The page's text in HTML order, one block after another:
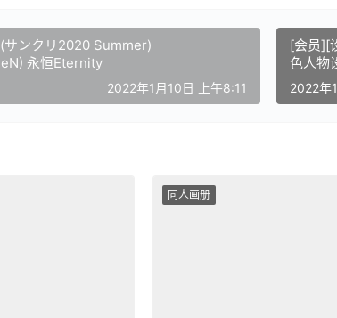
サンクリ2020 Summer)
永恒Eternity
2022年1月10日 上午8:11
[会员][
色人物
2022年
同人画册